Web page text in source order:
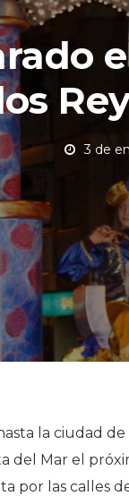
3 de
la ciudad de
del Mar el
por las calles